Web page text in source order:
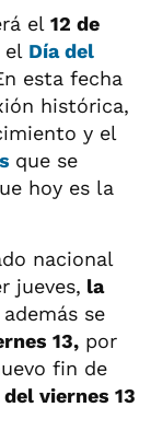
el 12 de
el Día del
esta fecha
histórica,
y el
que se
hoy es la
nacional
jueves, la
además se
13, por
fin de
del viernes 13